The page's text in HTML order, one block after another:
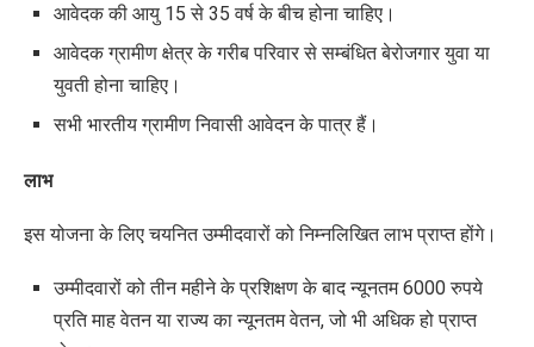
आवेदक की आयु 15 से 35 वर्ष के बीच होना चाहिए।
आवेदक ग्रामीण क्षेत्रकेगरीब परिवार से सम्बंधित बेरोजगार युवा या
युवती होना चाहिए।
सभी भारतीय ग्रामीण निवासी आवेदन के पात्र हैं।
लाभ
इस योजना के लिए चयनित उम्मीदवारों को निम्नलिखित लाभ प्राप्त होंगे।
उम्मीदवारों को तीन महीने के प्रशिक्षण के बाद न्यूनतम 6000 रुपये
प्रति माह वेतन या राज्य का न्यूनतम वेतन, जो भी अधिक हो प्राप्त